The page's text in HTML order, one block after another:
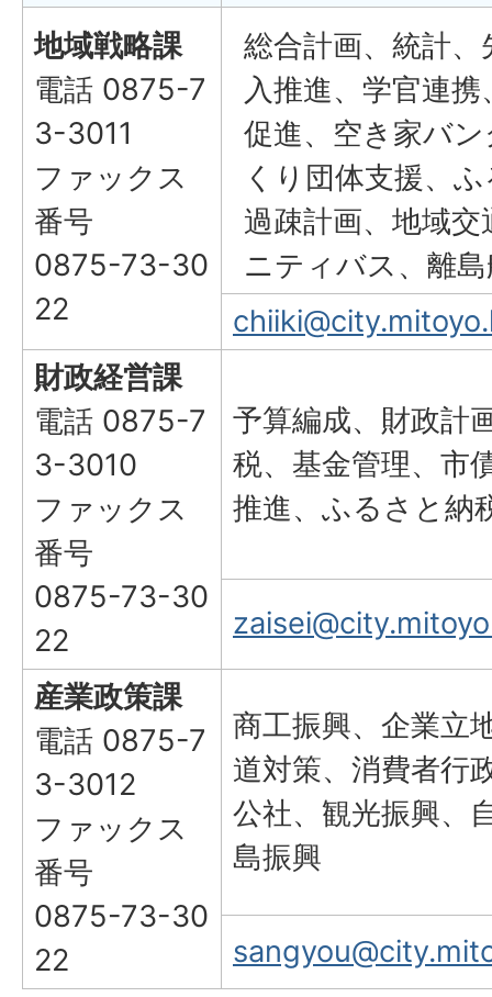
地域戦略課
電話 0875-7
3-3011
ファックス
番号
0875-73-30
22
総合計画、統計、
入推進、学官連
促進、空き家バ
くり団体支援、
過疎計画、地域
ニティバス、離
財政経営課
電話 0875-7
3-3010
ファックス
番号
0875-73-30
22
予算編成、財政計
税、基金管理、市
推進、ふるさと納
産業政策課
電話 0875-7
3-3012
ファックス
番号
0875-73-30
22
商工振興、企業立
道対策、消費者行
公社、観光振興、
島振興